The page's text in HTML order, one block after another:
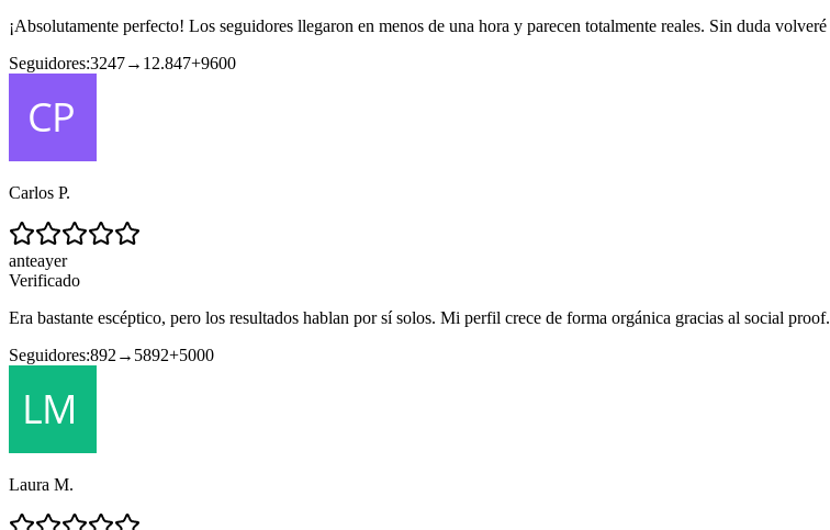
¡Absolutamente perfecto! Los seguidores llegaron en menos de una hora y parecen totalmente reales. Sin duda volveré
Seguidores:3247→ 12.847+9600
Carlos P.
anteayer
Verificado
Era bastante escéptico, pero los resultados hablan por sí solos. Mi perfil crece de forma orgánica gracias al social
Seguidores:892 → 5892+5000
Laura M.